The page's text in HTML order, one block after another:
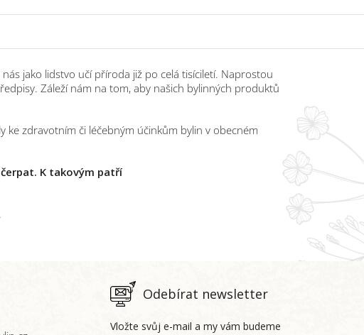
jako lidstvo učí příroda již po celá tisíciletí. Naprostou
Záleží nám na tom, aby našich bylinných produktů
zdravotním či léčebným účinkům bylin v obecném
K takovým patří
Odebírat newsletter
Vložte svůj e-mail a my vám budeme